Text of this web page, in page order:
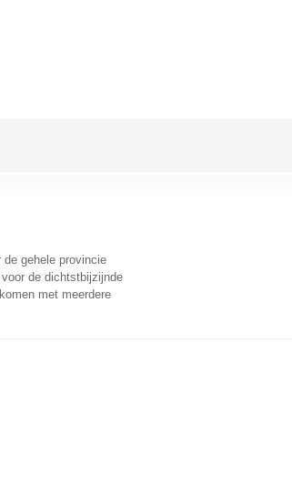
gehele provincie
de dichtstbijzijnde
met meerdere